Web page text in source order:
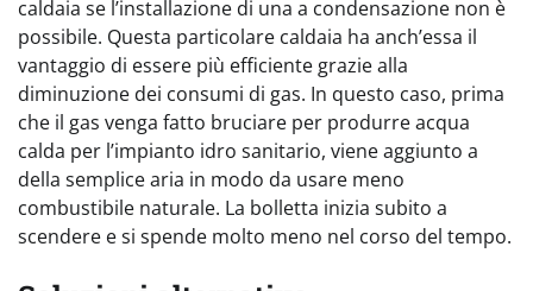
caldaia se l’installazione di una a condensazione non è
possibile. Questa particolare caldaia ha anch’essa il
vantaggio di essere più efficiente grazie alla
diminuzione dei consumi di gas. In questo caso, prima
che il gas venga fatto bruciare per produrre acqua
calda per l’impianto idro sanitario, viene aggiunto a
della semplice aria in modo da usare meno
combustibile naturale. La bolletta inizia subito a
scendere e si spende molto meno nel corso del tempo.